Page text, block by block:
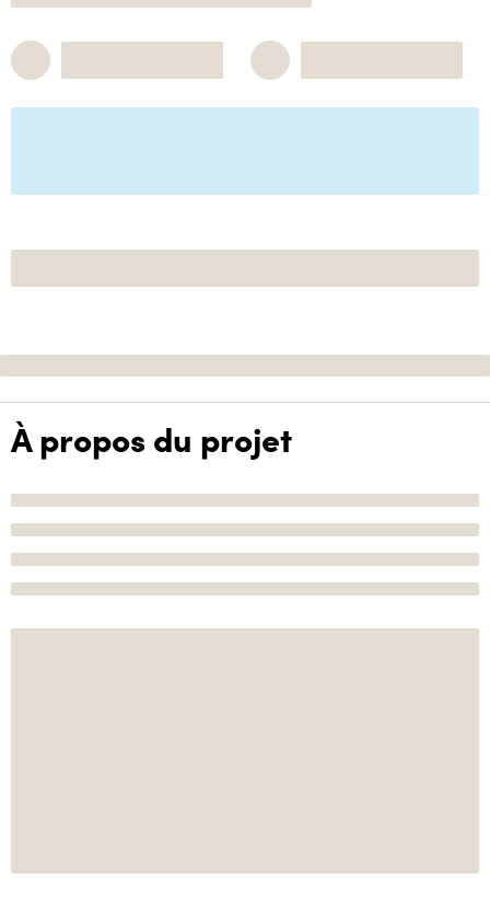
À propos du projet